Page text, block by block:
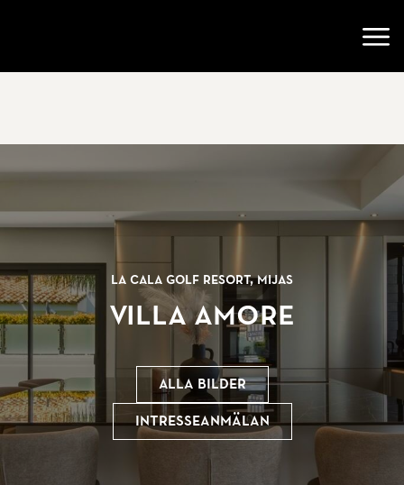
La Cala Golf Resort, Mijas
Villa Amore
Alla bilder
Intresseanmälan